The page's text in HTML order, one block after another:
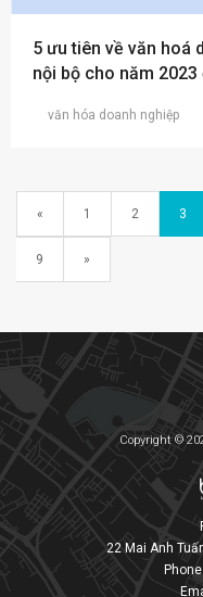
5 ưu tiên về văn hoá
nội bộ cho năm
văn hóa doanh nghiệp
« 1 2 3
9 »
Copyright ©
22 Mai Anh
Phone: